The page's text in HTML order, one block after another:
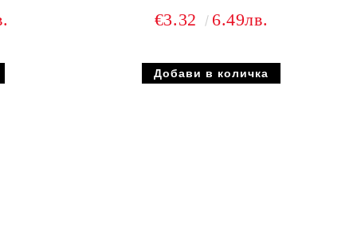
€3.32 6.49лв.